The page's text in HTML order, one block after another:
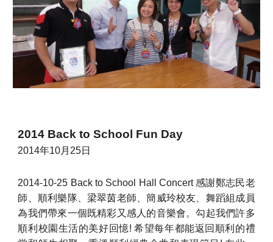
2014 Back to School Fun Day
2014年10月 25日
2014-10-25 Back to School Hall Concert 感謝鄭志民老
師、順利樂隊、梁翠茵老師、簡威玲校友、舞蹈組成員
為我們帶來一個既精彩又感人的音樂會。勾起我們許多
順利校園生活的美好回憶! 希望每年都能返回順利的禮